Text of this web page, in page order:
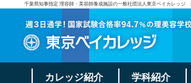
千葉県知事指定 理容師・美容師養成施設の一般社団法人東京ベイカレッ
カレッジ紹介 学科紹介